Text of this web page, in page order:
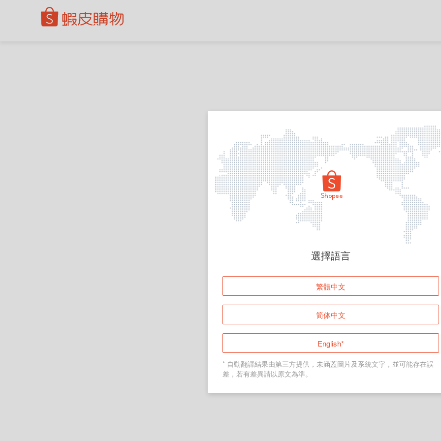
頁面無法顯示
登入
返回首頁
選擇語言
繁體中文
简体中文
English*
* 自動翻譯結果由第三方提供，未涵蓋圖片及系統文字，並可能存在誤
差，若有差異請以原文為準。